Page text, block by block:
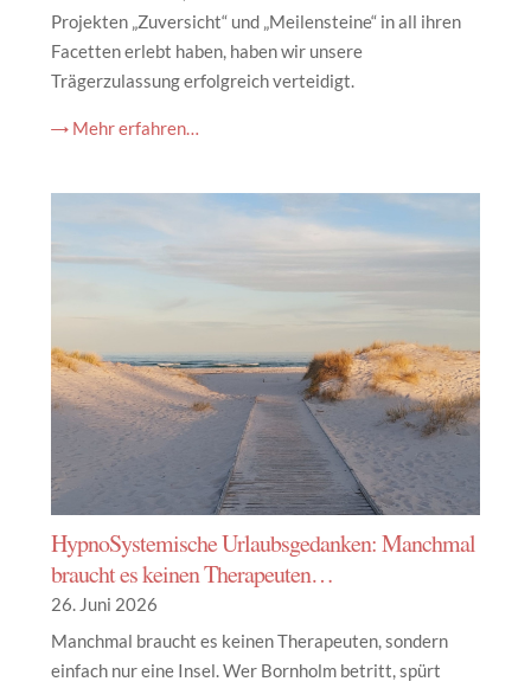
Projekten „Zuversicht“ und „Meilensteine“ in all ihren
Facetten erlebt haben, haben wir unsere
Trägerzulassung erfolgreich verteidigt.
→ Mehr erfahren…
HypnoSystemische Urlaubsgedanken: Manchmal
braucht es keinen Therapeuten…
26. Juni 2026
Manchmal braucht es keinen Therapeuten, sondern
einfach nur eine Insel. Wer Bornholm betritt, spürt